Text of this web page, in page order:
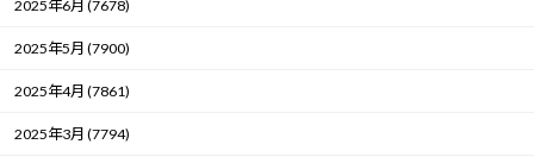
2025年6月 (7678)
2025年5月 (7900)
2025年4月 (7861)
2025年3月 (7794)